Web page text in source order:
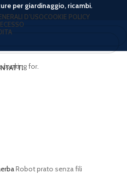
per giardinaggio, ricambi.
D’USOCOOKIE POLICY
Robot prato senza fili
looking for.